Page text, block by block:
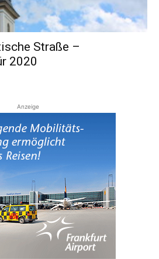
Reiseempfehlungen.
Straße –
2020
Anzeige